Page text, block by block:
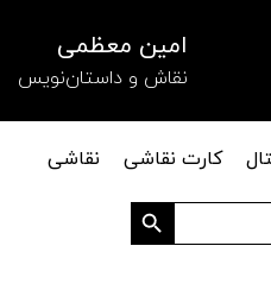
امین معظمی
نقاش و داستان‌نویس
کارت نقاشی
نقاشی